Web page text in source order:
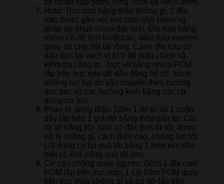
số có độ cao 5mm, rộng 3mm và nét 0.8mm.
Roto: Trục roto bằng thép không gỉ, 2 đĩa
roto được gắn với trục roto nhờ phương
pháp ép phun nhựa đặc biệt. Đĩa roto bằng
nhôm có độ tinh khiết cao, đảm bảo momen
quay đủ cho dải tải rộng. Cạnh đĩa roto có
dấu đen tại vạch vị trí 0 để hiệu chỉnh và
kiểm tra công tơ. Trục vít bằng nhựa POM
lắp trên trục roto để dẫn động bộ số, tránh
những hư hại do vận chuyển theo hướng
dọc trục và các hướng kính bằng các cữ
dừng cơ khí.
Phần tử dòng điện: Gồm 1 lõi từ và 1 cuộn
dây lắp trên 1 giá đỡ bằng thép dẫn từ. Các
lõi từ bằng tôn Silic có đặc tính từ tốt, được
xử lý chống gỉ, cách điện cao, chống ẩm tốt.
Lõi dòng có bù quá tải bằng 1 hợp kim đặc
biệt có khả năng quá tải lớn.
Cơ cấu chống quay ngược: Gồm 1 đĩa cam
POM lắp trên trục roto, 1 cái hãm POM quay
trên trục thép không gỉ và trụ đỡ lắp trên